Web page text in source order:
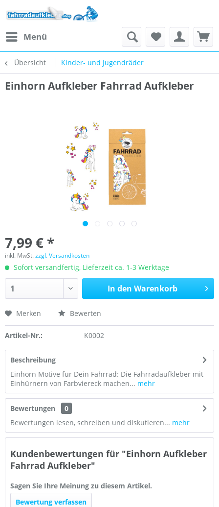
Menü
Übersicht Kinder- und Jugendräder
Einhorn Aufkleber Fahrrad Aufkleber
7,99 € *
inkl. MwSt.zzgl. Versandkosten
Sofort versandfertig, Lieferzeit ca. 1-3 Werktage
In den Warenkorb
Merken Bewerten
Artikel-Nr.: K0002
Beschreibung
Einhorn Motive für Dein Fahrrad: Die Fahrradaufkleber mit
Einhürnern von Farbviereck machen... mehr
Bewertungen
0
Bewertungen lesen, schreiben und diskutieren... mehr
Kundenbewertungen für "Einhorn Aufkleber
Fahrrad Aufkleber"
Sagen Sie Ihre Meinung zu diesem Artikel.
Bewertung verfassen